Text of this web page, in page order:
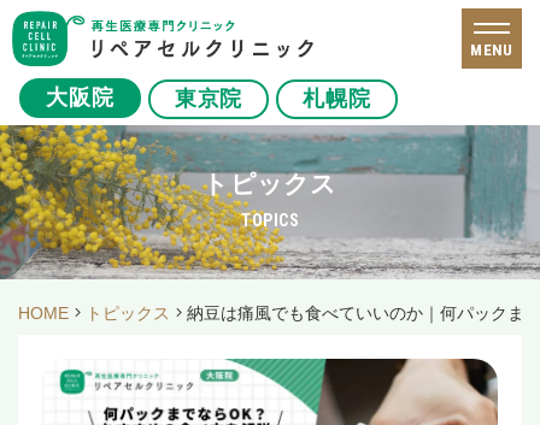
大阪院 東京院 札幌院
MENU
トピックス
TOPICS
HOME トピックス 納豆は痛風でも食べていいのか｜何パックま